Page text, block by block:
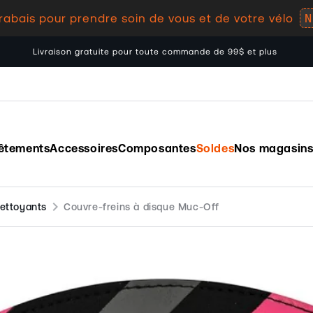
pour prendre soin de vous et de votre vélo
Livraison gratuite pour toute commande de 99$ et plus
AccessoiresComposantesSoldesNos magasins
chevron_rightCouvre-freins à disque Muc-Off